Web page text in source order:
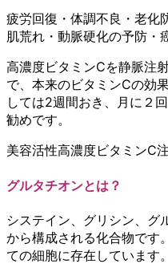
疲労回復・体調不良・老化
肌荒れ・動脈硬化の予防・
高濃度ビタミンCを静脈注
で、本来のビタミンCの効
しては2週間おき、月に２
勧めです。
美容活性高濃度ビタミンC
グルタチオンとは？
システイン、グリシン、グ
から構成される化合物です
ての細胞に存在しています。